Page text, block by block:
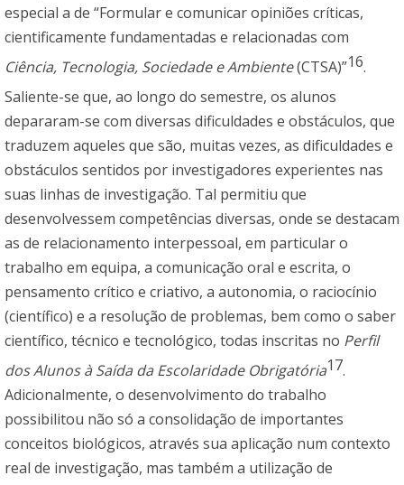
especial a de “Formular e comunicar opiniões críticas,
cientificamente fundamentadas e relacionadas com
Ciência, Tecnologia, Sociedade e Ambiente(CTSA)”16.
Saliente-se que, ao longo do semestre, os alunos
depararam-se com diversas dificuldades e obstáculos, que
traduzem aqueles que são, muitas vezes, as dificuldades e
obstáculos sentidos por investigadores experientes nas
suas linhas de investigação. Tal permitiu que
desenvolvessem competências diversas, onde se destacam
as de relacionamento interpessoal, em particular o
trabalho em equipa, a comunicação oral e escrita, o
pensamento crítico e criativo, a autonomia, o raciocínio
(científico) e a resolução de problemas, bem como o saber
científico, técnico e tecnológico, todas inscritas no Perfil
dos Alunos à Saída da Escolaridade Obrigatória17.
Adicionalmente, o desenvolvimento do trabalho
possibilitou não só a consolidação de importantes
conceitos biológicos, através sua aplicação num contexto
real de investigação, mas também a utilização de